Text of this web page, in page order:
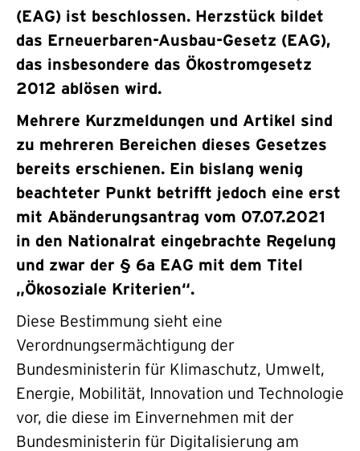
(EAG) ist beschlossen. Herzstück bildet
das Erneuerbaren-Ausbau-Gesetz (EAG),
das insbesondere das Ökostromgesetz
2012 ablösen wird.
Mehrere Kurzmeldungen und Artikel sind
zu mehreren Bereichen dieses Gesetzes
bereits erschienen. Ein bislang wenig
beachteter Punkt betrifft jedoch eine erst
mit Abänderungsantrag vom 07.07.2021
in den Nationalrat eingebrachte Regelung
und zwar der § 6a EAG mit dem Titel
„Ökosoziale Kriterien“.
Diese Bestimmung sieht eine
Verordnungsermächtigung der
Bundesministerin für Klimaschutz, Umwelt,
Energie, Mobilität, Innovation und Technologie
vor, die diese im Einvernehmen mit der
Bundesministerin für Digitalisierung am